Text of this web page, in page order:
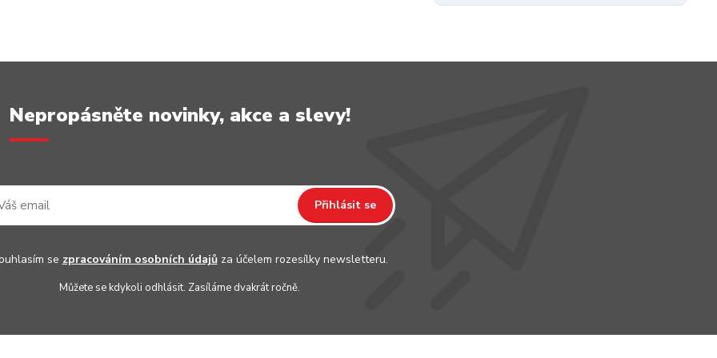
Nepropásněte novinky, akce a slevy!
Přihlásit se
se zpracováním osobních údajůza účelem rozesílky newsletteru.
Můžete se kdykoli odhlásit. Zasíláme dvakrát ročně.